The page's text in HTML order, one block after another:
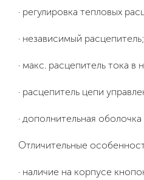
· регулировка тепловых
· независимый расцепитель;
· макс. расцепитель тока в
· расцепитель цепи
· дополнительная
Отличительные
· наличие на корпусе